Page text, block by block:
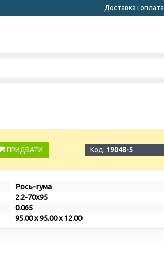
Доставка і оплата
ПРИДБАТИ Код: 19048-5
Рось-гума
2.2-70х95
0.065
95.00 x 95.00 x 12.00